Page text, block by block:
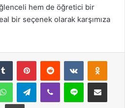
hem de öğretici bir
bir seçenek olarak karşımıza
Tumblr PinterestReddit VKontakte
WhatsAppTelegramViber Line E-Posta ile
Yazdır